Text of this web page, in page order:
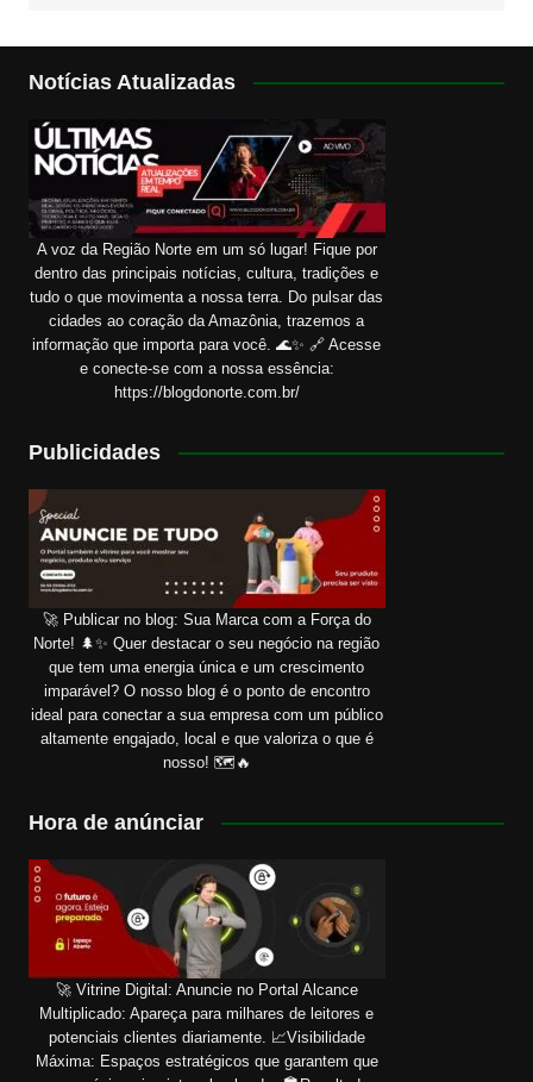
Notícias Atualizadas
A voz da Região Norte em um só lugar! Fique por
dentro das principais notícias, cultura, tradições e
tudo o que movimenta a nossa terra. Do pulsar das
cidades ao coração da Amazônia, trazemos a
informação que importa para você. 🌊✨ 🔗 Acesse
e conecte-se com a nossa essência:
https://blogdonorte.com.br/
Publicidades
🚀 Publicar no blog: Sua Marca com a Força do
Norte! 🌲✨ Quer destacar o seu negócio na região
que tem uma energia única e um crescimento
imparável? O nosso blog é o ponto de encontro
ideal para conectar a sua empresa com um público
altamente engajado, local e que valoriza o que é
nosso! 🗺️🔥
Hora de anúnciar
🚀 Vitrine Digital: Anuncie no Portal Alcance
Multiplicado: Apareça para milhares de leitores e
potenciais clientes diariamente. 📈Visibilidade
Máxima: Espaços estratégicos que garantem que